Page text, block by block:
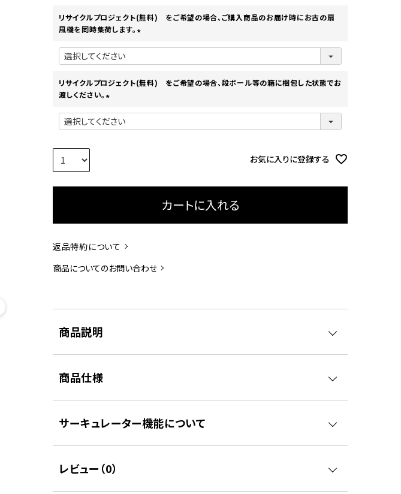
ッテリー
シンプルモデル
シンプルモデル
コンパクトモデル
リサイクルプロジェクト(無料) をご希望の場合、ご購入商品のお届け時にお古の扇
風機を同時集荷します。
(
)
リサイクルプロジェクト(無料) をご希望の場合、段ボール等の箱に梱包した状態でお
渡しください。
(
必
お気に入りに登録する
カートに入れる
返品特約について
商品についてのお問い合わせ
商品説明
商品仕様
サーキュレーター機能について
レビュー（0）